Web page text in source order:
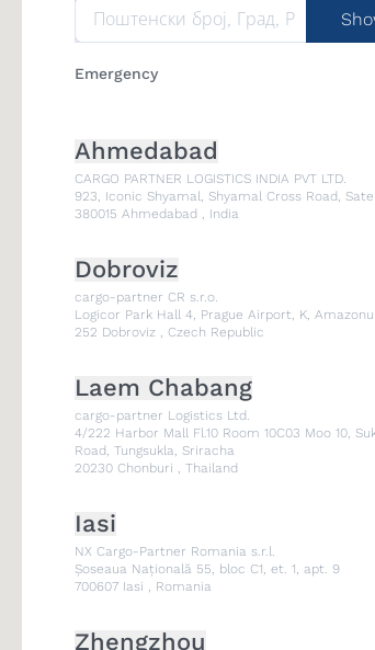
Emergency
Ahmedabad
CARGO PARTNER LOGISTICS INDIA PVT LTD.
923, Iconic Shyamal, Shyamal Cross Road,
380015 Ahmedabad , India
Dobroviz
cargo-partner CR s.r.o.
Logicor Park Hall 4, Prague Airport, K,
252 Dobroviz , Czech Republic
Laem Chabang
cargo-partner Logistics Ltd.
4/222 Harbor Mall Fl.10 Room 10C03 Moo 10,
Road, Tungsukla, Sriracha
20230 Chonburi , Thailand
Iasi
NX Cargo-Partner Romania s.r.l.
Șoseaua Națională 55, bloc C1, et. 1, apt. 9
700607 Iasi , Romania
Zhengzhou